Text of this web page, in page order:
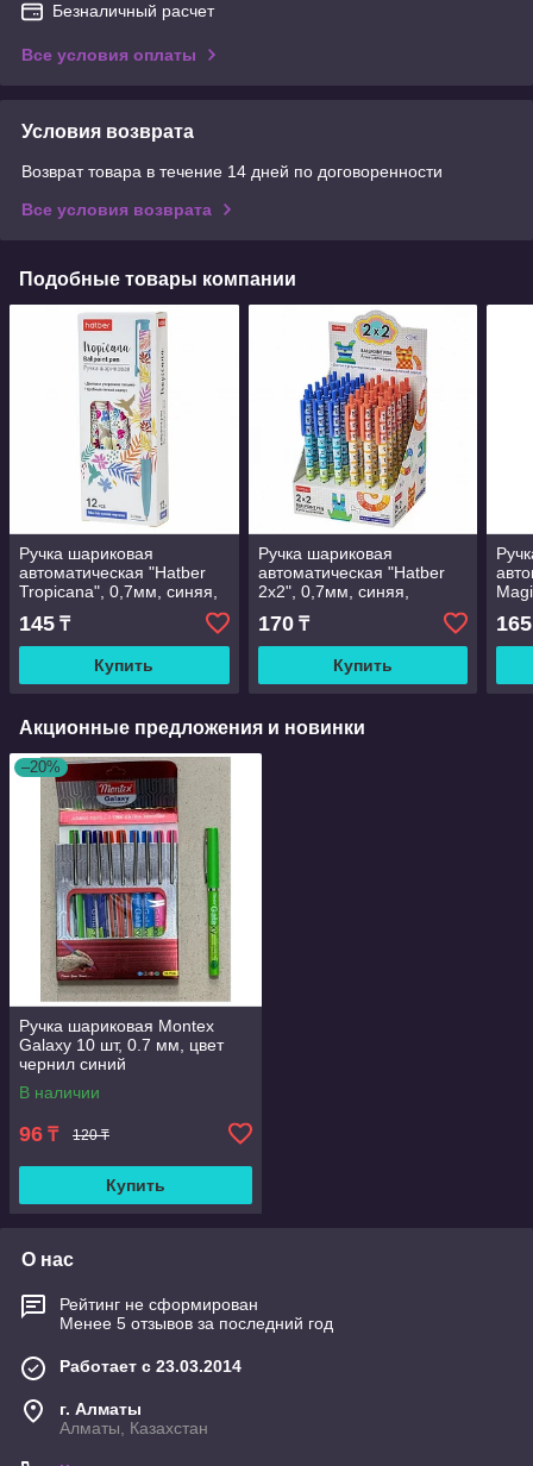
Безналичный расчет
Все условия оплаты
Условия возврата
Возврат товара в течение 14 дней по договоренности
Все условия возврата
Подобные товары компании
Ручка шариковая
автоматическая "Hatber
Tropicana", 0,7мм, синяя,
чернила на масляной
основе, цветной корпус с
145 ₸
Купить
Ручка шариковая
автоматическая "Hatber
2х2", 0,7мм, синяя,
чернила на масляной
основе, цветной корпус, с
табли
170₸
Купить
165
Акционные предложения и новинки
–20%
Ручка шариковая Montex
Galaxy 10 шт, 0.7 мм, цвет
чернил синий
В наличии
96 ₸ 120 ₸
Купить
О нас
Рейтинг не сформирован
Менее 5 отзывов за последний год
Работает с 23.03.2014
г. Алматы
Алматы, Казахстан